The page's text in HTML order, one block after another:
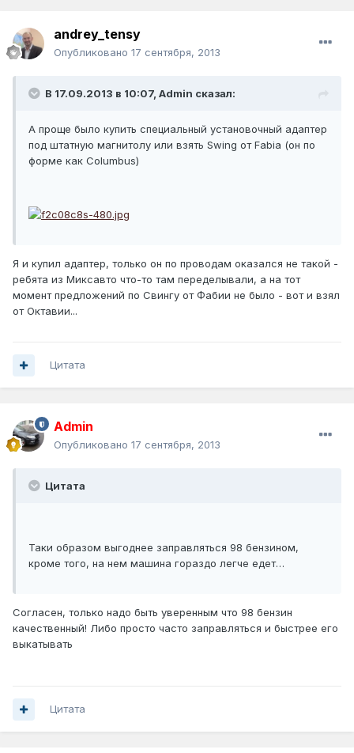
andrey_tensy
Опубликовано 17 сентября, 2013
В 17.09.2013 в 10:07, Admin сказал:
А проще было купить специальный установочный адаптер
под штатную магнитолу или взять Swing от Fabia (он по
форме как Columbus)
Я и купил адаптер, только он по проводам оказался не такой -
ребята из Миксавто что-то там переделывали, а на тот
момент предложений по Свингу от Фабии не было - вот и взял
от Октавии...
Цитата
Admin
Опубликовано 17 сентября, 2013
Цитата
Таки образом выгоднее заправляться 98 бензином,
кроме того, на нем машина гораздо легче едет…
Согласен, только надо быть уверенным что 98 бензин
качественный! Либо просто часто заправляться и быстрее его
выкатывать
Цитата